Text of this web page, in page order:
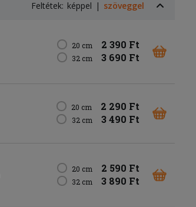
Feltétek: képpel szöveggel
20 cm 2 390 Ft
32 cm 3 690 Ft
20 cm 2 290 Ft
32 cm 3 490 Ft
20 cm 2 590 Ft
32 cm 3 890 Ft